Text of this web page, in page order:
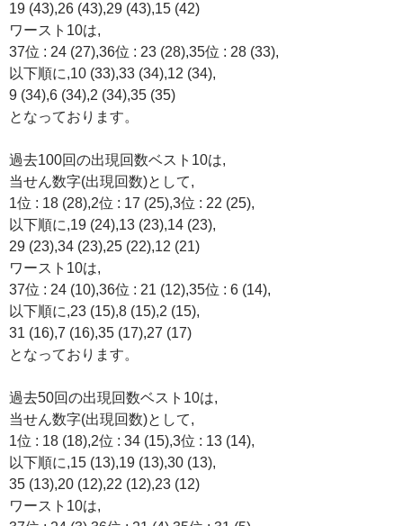
19 (43),26 (43),29 (43),15 (42)
ワースト10は,
37位 : 24 (27),36位 : 23 (28),35位 : 28 (33),
以下順に,10 (33),33 (34),12 (34),
9 (34),6 (34),2 (34),35 (35)
となっております。
過去100回の出現回数ベスト10は,
当せん数字(出現回数)として,
1位 : 18 (28),2位 : 17 (25),3位 : 22 (25),
以下順に,19 (24),13 (23),14 (23),
29 (23),34 (23),25 (22),12 (21)
ワースト10は,
37位 : 24 (10),36位 : 21 (12),35位 : 6 (14),
以下順に,23 (15),8 (15),2 (15),
31 (16),7 (16),35 (17),27 (17)
となっております。
過去50回の出現回数ベスト10は,
当せん数字(出現回数)として,
1位 : 18 (18),2位 : 34 (15),3位 : 13 (14),
以下順に,15 (13),19 (13),30 (13),
35 (13),20 (12),22 (12),23 (12)
ワースト10は,